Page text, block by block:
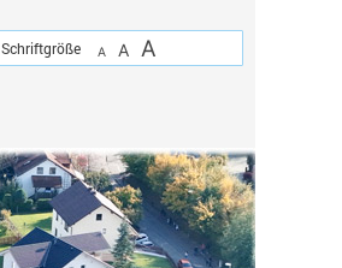
Schriftgröße A A A